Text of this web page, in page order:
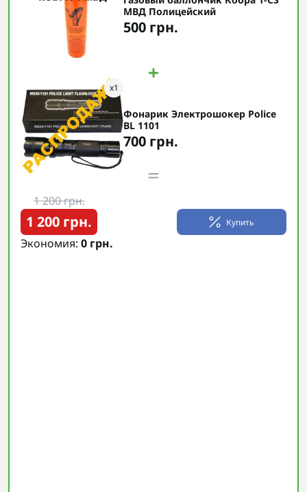
МВД Полицейский
500 грн.
x1
Фонарик Электрошокер Police
BL 1101
700 грн.
1 200 грн.
1 200 грн.
Экономия: 0 грн.
Купить